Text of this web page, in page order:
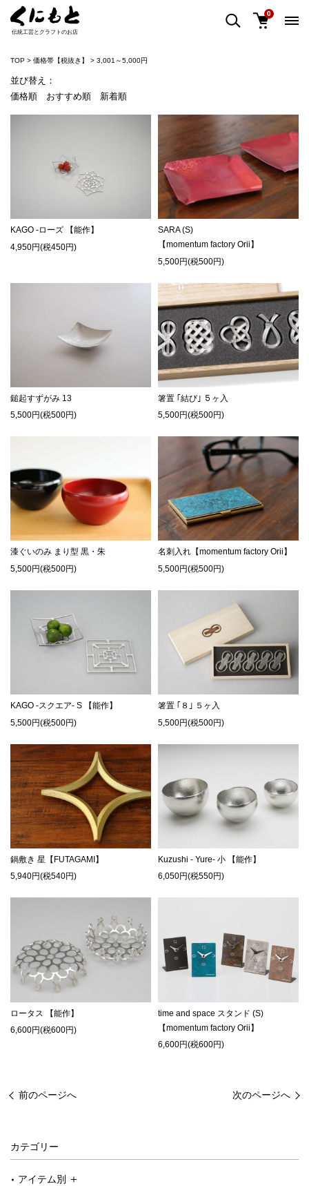
伝統工芸とクラフトのお店
0
TOP 価格帯【税抜き】 3,001～5,000円
並び替え：
価格順
おすすめ順 新着順
KAGO -ローズ 【能作】
4,950円(税450円)
SARA (S)
【momentum factory Orii】
5,500円(税500円)
鎚起すずがみ 13
5,500円(税500円)
箸置 ｢結び｣ ５ヶ入
5,500円(税500円)
漆ぐいのみ まり型 黒・朱
5,500円(税500円)
名刺入れ【momentum factory Orii】
5,500円(税500円)
KAGO -スクエア- S 【能作】
5,500円(税500円)
箸置 ｢８｣ ５ヶ入
5,500円(税500円)
鍋敷き 星【FUTAGAMI】
5,940円(税540円)
Kuzushi - Yure- 小 【能作】
6,050円(税550円)
ロータス 【能作】
6,600円(税600円)
time and space スタンド (S)
【momentum factory Orii】
6,600円(税600円)
前のページへ 次のページへ
カテゴリー
アイテム別